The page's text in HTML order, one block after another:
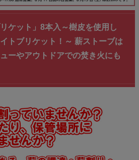
ケット」8本入～樹皮を使用し
トブリケット！～ 薪ストーブは
ーやアウトドアでの焚き火にも